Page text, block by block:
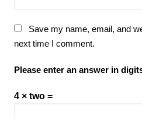
Save my name, email, and
next time I comment.
Please enter an answer in
4 × two =